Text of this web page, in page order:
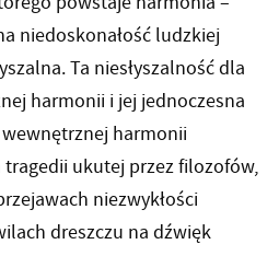
niedoskonałość ludzkiej
Ta niesłyszalność dla
harmonii i jej jednoczesna
harmonii
tragedii ukutej przez filozofów,
niezwykłości
dreszczu na dźwięk